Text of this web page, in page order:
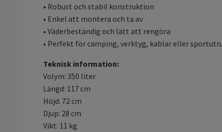
• Robust och stabil konstruktion
• Enkel att montera och ta av
• Väderbeständig och lätt att rengöra
• Perfekt för camping, verktyg, kablar eller
Teknisk information:
Volym: 350 liter
Längd: 117 cm
Höjd: 72 cm
Djup: 28 cm
Vikt: 11 kg